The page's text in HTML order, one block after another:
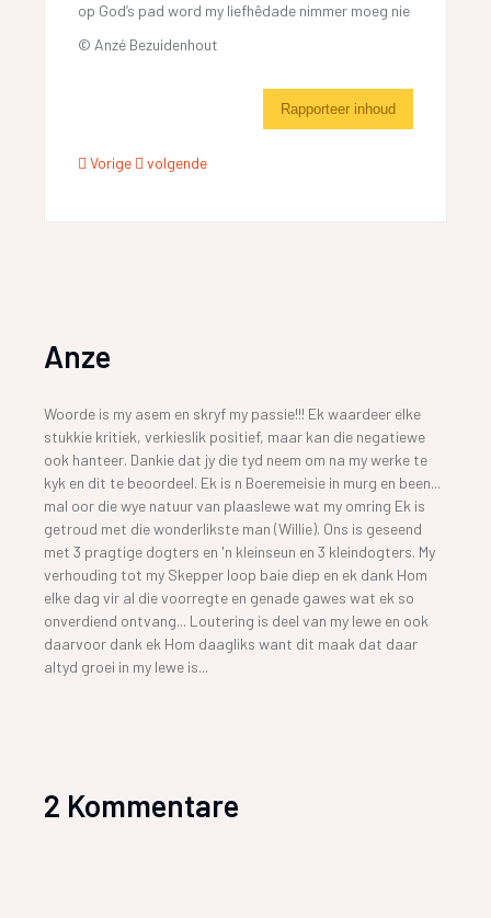
op God’s pad word my liefhêdade nimmer moeg nie
© Anzé Bezuidenhout
Rapporteer inhoud
Vorige volgende
Anze
Woorde is my asem en skryf my passie!!! Ek waardeer elke
stukkie kritiek, verkieslik positief, maar kan die negatiewe
ook hanteer. Dankie dat jy die tyd neem om na my werke te
kyk en dit te beoordeel. Ek is n Boeremeisie in murg en been...
mal oor die wye natuur van plaaslewe wat my omring Ek is
getroud met die wonderlikste man (Willie). Ons is geseend
met 3 pragtige dogters en 'n kleinseun en 3 kleindogters. My
verhouding tot my Skepper loop baie diep en ek dank Hom
elke dag vir al die voorregte en genade gawes wat ek so
onverdiend ontvang... Loutering is deel van my lewe en ook
daarvoor dank ek Hom daagliks want dit maak dat daar
altyd groei in my lewe is...
2 Kommentare